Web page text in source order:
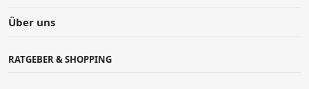
Über uns
RATGEBER & SHOPPING